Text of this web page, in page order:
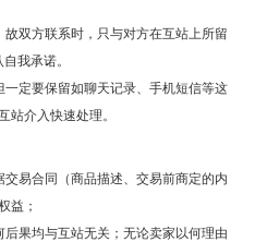
双方联系时，只与对方在互站上所留
我承诺。
定要保留如聊天记录、手机短信等这
站介入快速处理。
易合同（商品描述、交易前商定的内
益；
果均与互站无关；无论卖家以何理由